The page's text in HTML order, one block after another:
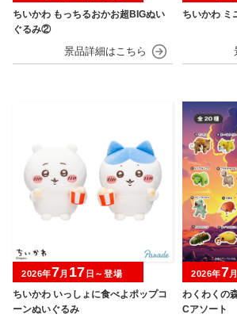
ちいかわ もっちるおかお超BIGぬい
ぐるみ②
ちいかわ ミ
ちいかわ いっしょに食べよポップコ
ーンぬいぐるみ
2026年7月 17 日～登場
わくわくの
Cアソート
2026年7月